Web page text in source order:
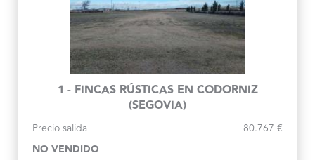
1 - FINCAS RÚSTICAS EN CODORNIZ
(SEGOVIA)
Precio salida 80.767 €
NO VENDIDO